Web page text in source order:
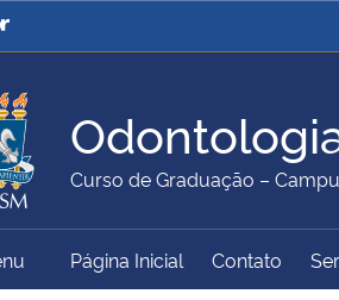
Ministério da Justiça e
da Agricultura,
e Abastecimento
Ministério da Educação
do Meio Ambiente Ministério do Turismo
Curso de Graduação –
Menu Principal do Sítio
Página Inicial Contato